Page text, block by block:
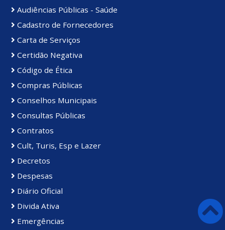
Audiências Públicas - Saúde
Cadastro de Fornecedores
Carta de Serviços
Certidão Negativa
Código de Ética
Compras Públicas
Conselhos Municipais
Consultas Públicas
Contratos
Cult, Turis, Esp e Lazer
Decretos
Despesas
Diário Oficial
Divida Ativa
Emergências